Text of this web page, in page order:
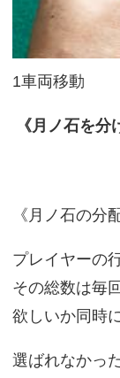
1車両移動
《月ノ石を分
《月ノ石の分
プレイヤーの
その総数は毎
欲しいか同時
選ばれなかっ